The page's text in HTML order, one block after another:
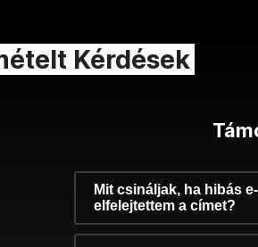
Kérdések
Mit csináljak, ha hibás
elfelejtettem a címet?